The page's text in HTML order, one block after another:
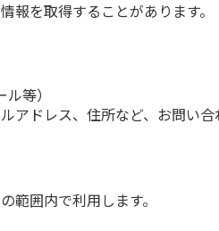
報を取得することがあります。
等）
アドレス、住所など、お問い
範囲内で利用します。